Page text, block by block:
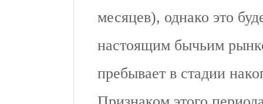
месяцев), однако это
настоящим бычьим
пребывает в стадии